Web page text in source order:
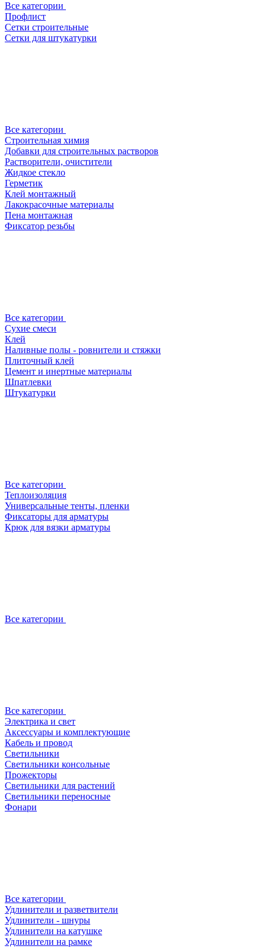
Все категории
Профлист
Сетки строительные
Сетки для штукатурки
Все категории
Строительная химия
Добавки для строительных растворов
Растворители, очистители
Жидкое стекло
Герметик
Клей монтажный
Лакокрасочные материалы
Пена монтажная
Фиксатор резьбы
Все категории
Сухие смеси
Клей
Наливные полы - ровнители и стяжки
Плиточный клей
Цемент и инертные материалы
Шпатлевки
Штукатурки
Все категории
Теплоизоляция
Универсальные тенты, пленки
Фиксаторы для арматуры
Крюк для вязки арматуры
Все категории
Все категории
Электрика и свет
Аксессуары и комплектующие
Кабель и провод
Светильники
Светильники консольные
Прожекторы
Светильники для растений
Светильники переносные
Фонари
Все категории
Удлинители и разветвители
Удлинители - шнуры
Удлинители на катушке
Удлинители на рамке